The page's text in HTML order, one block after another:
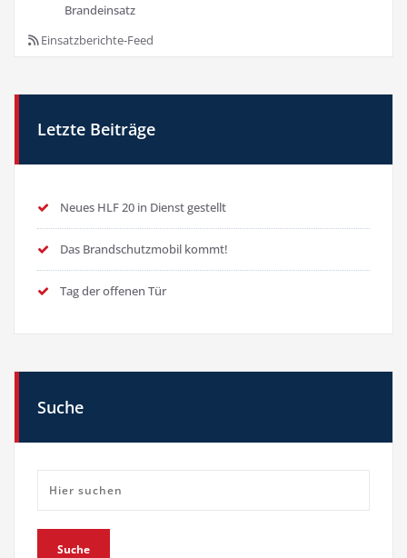
Brandeinsatz
Einsatzberichte-Feed
Letzte Beiträge
Neues HLF 20 in Dienst gestellt
Das Brandschutzmobil kommt!
Tag der offenen Tür
Suche